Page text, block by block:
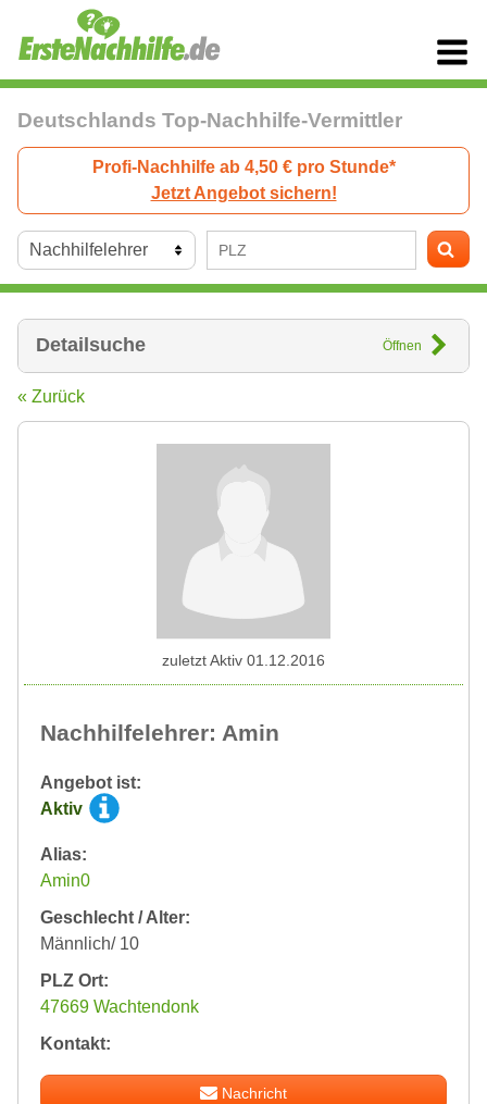
Deutschlands Top-Nachhilfe-Vermittler
Profi-Nachhilfe ab 4,50 € pro Stunde*
Jetzt Angebot sichern!
Detailsuche Öffnen
« Zurück
Nachhilfelehrer: Amin
Angebot ist:
Aktiv
Alias:
Amin0
Geschlecht / Alter:
Männlich/ 10
PLZ Ort:
47669 Wachtendonk
Kontakt:
Nachricht
zuletzt Aktiv 01.12.2016